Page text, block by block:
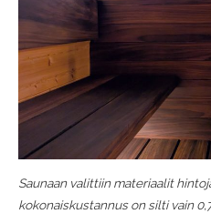
Saunaan valittiin materiaalit
kokonaiskustannus on silti vain